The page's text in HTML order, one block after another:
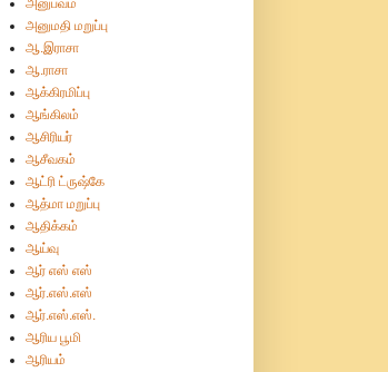
அனுமதி மறுப்பு
ஆ.இராசா
ஆ.ராசா
ஆக்கிரமிப்பு
ஆங்கிலம்
ஆசிரியர்
ஆசீவகம்
ஆட்ரி ட்ருஷ்கே
ஆத்மா மறுப்பு
ஆதிக்கம்
ஆய்வு
ஆர் எஸ் எஸ்
ஆர்.எஸ்.எஸ்
ஆர்.எஸ்.எஸ்.
ஆரிய பூமி
ஆரியம்